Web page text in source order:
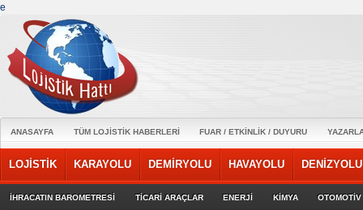
e
ANASAYFA TÜM LOJİSTİK HABERLERİ FUAR / ETKİNLİK / DUYURU
LOJİSTİK KARAYOLU DEMİRYOLU HAVAYOLU DENİZYOLU
İHRACATIN BAROMETRESİ TİCARİ ARAÇLAR ENERJİ KİMYA OTOMOTİV